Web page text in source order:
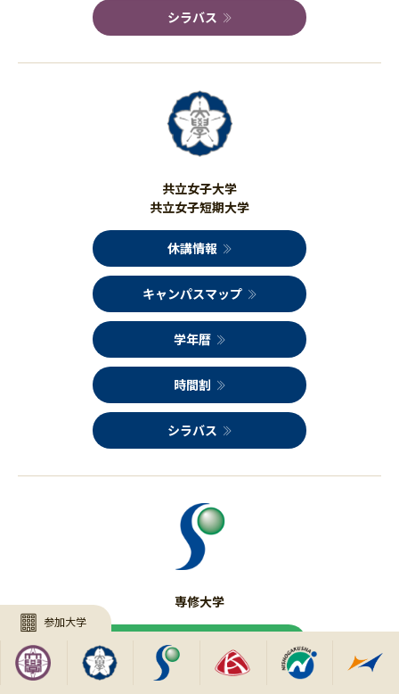
参加大学
シラバス
共立女子大学
共立女子短期大学
休講情報
キャンパスマップ
学年暦
時間割
シラバス
専修大学
休講情報